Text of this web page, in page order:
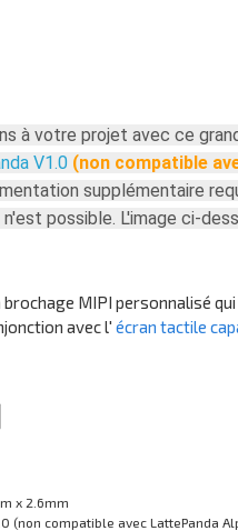
à votre projet avec ce
V1.0 (non compatible
supplémentaire
possible. L'image ci-
MIPI personnalisé
avec l' écran tactile
x 2.6mm
(non compatible avec LattePanda